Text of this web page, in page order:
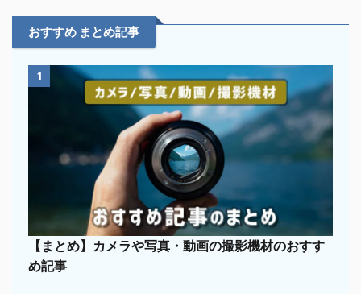
おすすめ まとめ記事
1
【まとめ】カメラや写真・動画の撮影機材のおすす
め記事